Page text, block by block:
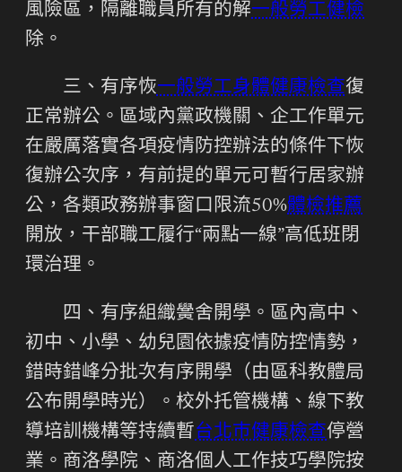
風險區，隔離職員所有的解一般勞工健檢
除。
三、有序恢一般勞工身體健康檢查復
正常辦公。區域內黨政機關、企工作單元
在嚴厲落實各項疫情防控辦法的條件下恢
復辦公次序，有前提的單元可暫行居家辦
公，各類政務辦事窗口限流50%體檢推薦
開放，干部職工履行“兩點一線”高低班閉
環治理。
四、有序組織黌舍開學。區內高中、
初中、小學、幼兒園依據疫情防控情勢，
錯時錯峰分批次有序開學（由區科教體局
公布開學時光）。校外托管機構、線下教
導培訓機構等持續暫台北巿健康檢查停營
業。商洛學院、商洛個人工作技巧學院按